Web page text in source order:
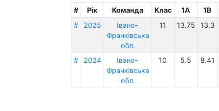
# Рік Команда Клас 1A
1B
#
2025
Івано-
Франківська
обл.
11 13.75 13.3
# 2024
Івано-
Франківська
обл.
10 5.5 8.41